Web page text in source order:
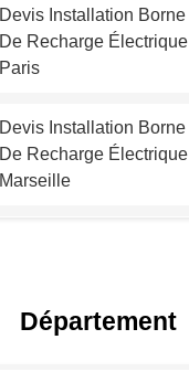
Devis Installation Borne
De Recharge Électrique
Paris
Devis Installation Borne
De Recharge Électrique
Marseille
Département